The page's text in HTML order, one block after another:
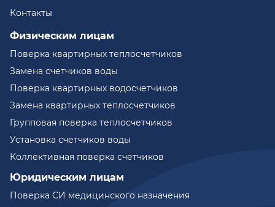
Контакты
Физическим лицам
Поверка квартирных теплосчетчиков
Замена счетчиков воды
Поверка квартирных водосчетчиков
Замена квартирных теплосчетчиков
Групповая поверка теплосчетчиков
Установка счетчиков воды
Коллективная поверка счетчиков
Юридическим лицам
Поверка СИ медицинского назначения